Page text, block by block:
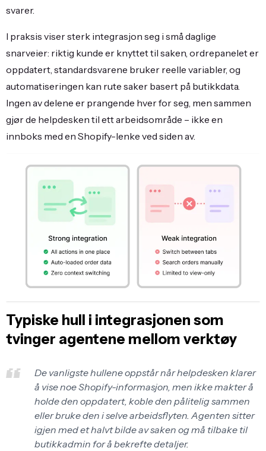
svarer.
I praksis viser sterk integrasjon seg i små daglige
snarveier: riktig kunde er knyttet til saken, ordrepanelet er
oppdatert, standardsvarene bruker reelle variabler, og
automatiseringen kan rute saker basert på butikkdata.
Ingen av delene er prangende hver for seg, men sammen
gjør de helpdesken til ett arbeidsområde – ikke en
innboks med en Shopify-lenke ved siden av.
Typiske hull i integrasjonen som
tvinger agentene mellom verktøy
De vanligste hullene oppstår når helpdesken klarer
å vise noe Shopify-informasjon, men ikke makter å
holde den oppdatert, koble den pålitelig sammen
eller bruke den i selve arbeidsflyten. Agenten sitter
igjen med et halvt bilde av saken og må tilbake til
butikkadmin for å bekrefte detaljer.